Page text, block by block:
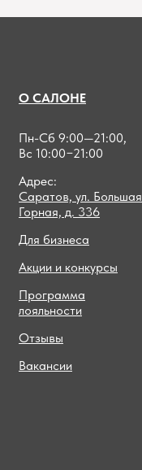
О САЛОНЕ
Пн-Сб 9:00—21:00,
Вс 10:00−21:00
Адрес:
Саратов, ул. Большая
Горная, д. 336
Для бизнеса
Акции и конкурсы
Программа
лояльности
Отзывы
Вакансии